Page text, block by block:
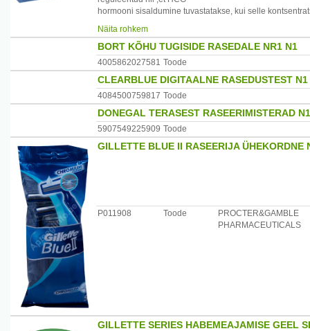
hormooni sisaldumine tuvastatakse, kui selle
päeval pärast rasestumist.
Pakend sisaldab: vaakumpakendit, milles on
Enne testi läbiviimist loe hoolikalt kasutusjuhendit!
Ettevaatusabinõud ja kasutuspiirangud:
Kui ei järgita täpselt kasutusjuhiseid, võib test anda
Päris raseduse alguses jäävad HCG
uriiniproov on
liiga tugevasti lahjendatud , võib HCG hulk olla
Näita rohkem
BORT KÕHU TUGISIDE RASEDALE NR1 N1
4005862027581 Toode
CLEARBLUE DIGITAALNE RASEDUSTEST N1
4084500759817 Toode
DONEGAL TERASEST RASEERIMISTERAD
5907549225909 Toode
GILLETTE BLUE II RASEERIJA ÜHEKORDNE
P011908 Toode
PROCTER&GAMBLE
PHARMACEUTICALS
GILLETTE SERIES HABEMEAJAMISE GEEL